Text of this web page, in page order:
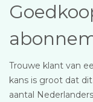
Trouwe klant van
kans is groot dat
aantal